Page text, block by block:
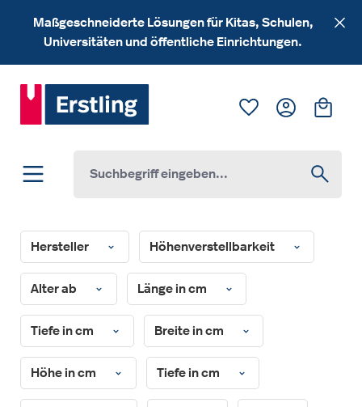
Zum Hauptinhalt springen
Maßgeschneiderte Lösungen für Kitas, Schulen,
Universitäten und öffentliche Einrichtungen.
Du hast 0
Hersteller Höhenverstellbarkeit
Alter ab Länge in cm
Tiefe in cm Breite in cm
Höhe in cm Tiefe in cm